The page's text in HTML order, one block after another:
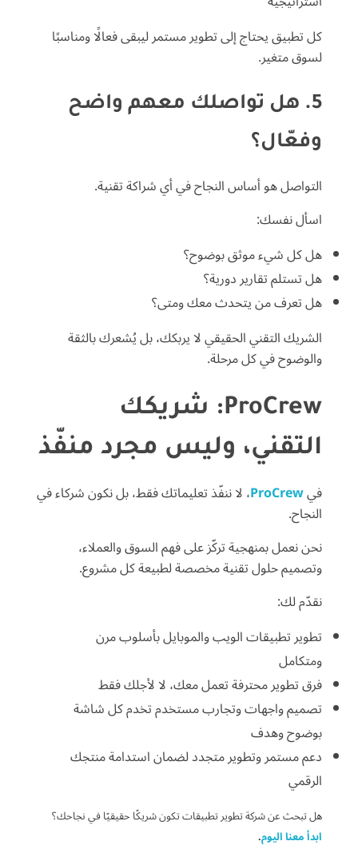
كل تطبيق يحتاج إلى تطوير مستمر ليبقى فعالًا ومناسبًا
لسوق متغير.
5. هل تواصلك معهم واضح
وفعّال؟
التواصل هو أساس النجاح في أي شراكة تقنية.
اسأل نفسك:
هل كل شيء موثق بوضوح؟
هل تستلم تقارير دورية؟
هل تعرف من يتحدث معك ومتى؟
الشريك التقني الحقيقي لا يربكك، بل يُشعرك بالثقة
والوضوح في كل مرحلة.
ProCrew: شريكك
التقني، وليس مجرد منفّذ
فيProCrew، لا ننفّذ تعليماتك فقط، بل نكون شركاء في
النجاح.
نحن نعمل بمنهجية تركّز على فهم السوق والعملاء،
وتصميم حلول تقنية مخصصة لطبيعة كل مشروع.
نقدّم لك:
تطوير تطبيقات الويب والموبايل بأسلوب مرن
ومتكامل
فرق تطوير محترفة تعمل معك، لا لأجلك فقط
تصميم واجهات وتجارب مستخدم تخدم كل شاشة
بوضوح وهدف
دعم مستمر وتطوير متجدد لضمان استدامة منتجك
الرقمي
هل تبحث عن شركة تطوير تطبيقات تكون شريكًا حقيقيًا في نجاحك؟
ابدأ معنا اليوم.